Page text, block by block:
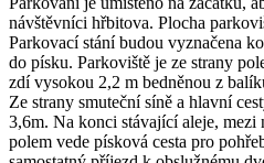
návštěvníci hřbitova. Plocha
Parkovací stání budou vyznačena
do písku. Parkoviště je ze strany
zdí vysokou 2,2 m bedněnou z
Ze strany smuteční síně a hlavní
3,6m. Na konci stávající aleje, mezi
polem vede písková cesta pro